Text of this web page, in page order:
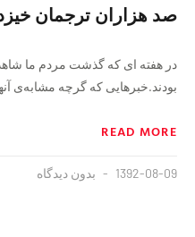
صد هزاران ترجمان
در هفته ای كه گذشت مردم ما
بودند.خبرهایی که گرچه مشابه‌ی
READ MORE
1392-08-09 بدون دیدگاه